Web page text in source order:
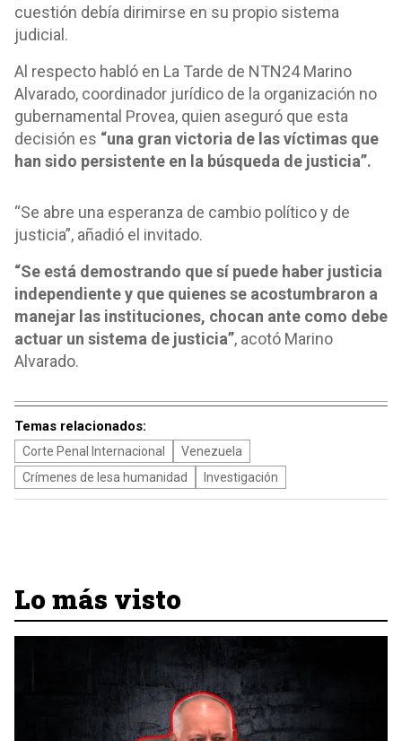
cuestión debía dirimirse en su propio sistema
judicial.
Al respecto habló en La Tarde de NTN24 Marino
Alvarado, coordinador jurídico de la organización no
gubernamental Provea, quien aseguró que esta
decisión es “una gran victoria de las víctimas que
han sido persistente en la búsqueda de justicia”.
“Se abre una esperanza de cambio político y de
justicia”, añadió el invitado.
“Se está demostrando que sí puede haber justicia
independiente y que quienes se acostumbraron a
manejar las instituciones, chocan ante como debe
actuar un sistema de justicia”, acotó Marino
Alvarado.
Temas relacionados:
Corte Penal Internacional
Venezuela
Crímenes de lesa humanidad
Investigación
Lo más visto